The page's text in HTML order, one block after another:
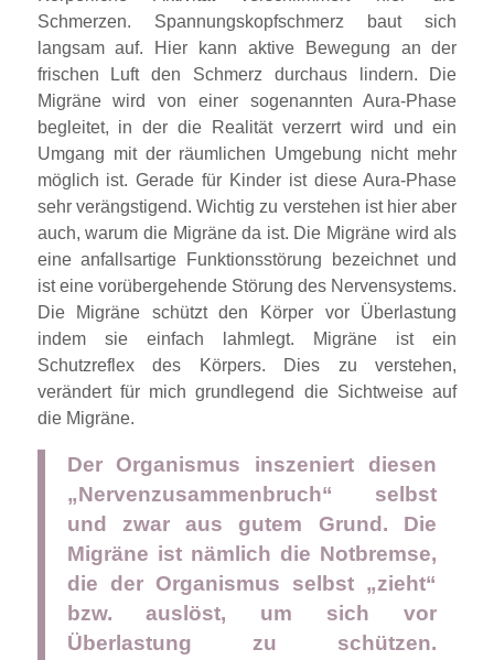
Schmerzen. Spannungskopfschmerz baut sich
langsam auf. Hier kann aktive Bewegung an der
frischen Luft den Schmerz durchaus lindern. Die
Migräne wird von einer sogenannten Aura-Phase
begleitet, in der die Realität verzerrt wird und ein
Umgang mit der räumlichen Umgebung nicht mehr
möglich ist. Gerade für Kinder ist diese Aura-Phase
sehr verängstigend. Wichtig zu verstehen ist hier aber
auch, warum die Migräne da ist. Die Migräne wird als
eine anfallsartige Funktionsstörung bezeichnet und
ist eine vorübergehende Störung des Nervensystems.
Die Migräne schützt den Körper vor Überlastung
indem sie einfach lahmlegt. Migräne ist ein
Schutzreflex des Körpers. Dies zu verstehen,
verändert für mich grundlegend die Sichtweise auf
die Migräne.
Der Organismus inszeniert diesen
„Nervenzusammenbruch“ selbst
und zwar aus gutem Grund. Die
Migräne ist nämlich die Notbremse,
die der Organismus selbst „zieht“
bzw. auslöst, um sich vor
Überlastung zu schützen.